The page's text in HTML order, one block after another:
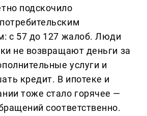
подскочило
с 57 до 127 жалоб. Люди
не возвращают деньги за
услуги и
кредит. В ипотеке и
тоже стало горячее —
соответственно.